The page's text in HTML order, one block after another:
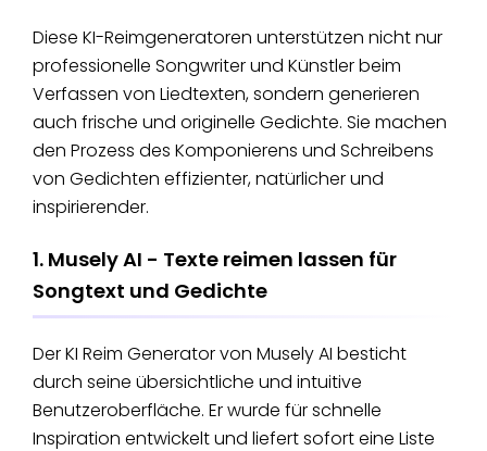
Diese KI-Reimgeneratoren unterstützen nicht nur
professionelle Songwriter und Künstler beim
Verfassen von Liedtexten, sondern generieren
auch frische und originelle Gedichte. Sie machen
den Prozess des Komponierens und Schreibens
von Gedichten effizienter, natürlicher und
inspirierender.
1. Musely AI - Texte reimen lassen für
Songtext und Gedichte
Der KI Reim Generator von Musely AI besticht
durch seine übersichtliche und intuitive
Benutzeroberfläche. Er wurde für schnelle
Inspiration entwickelt und liefert sofort eine Liste